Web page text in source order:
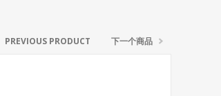
PREVIOUS PRODUCT 下一个商品